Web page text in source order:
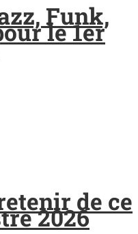
Funk,
le 1er
de ce
2026